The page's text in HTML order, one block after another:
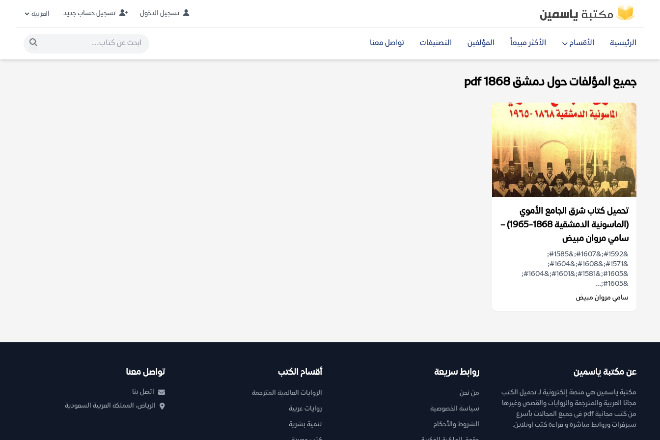
تسجيل الدخول تسجيل حساب جديد
الرئيسية الأقسام الأكثر مبيعاً المؤلفين التصنيفات تواصل معنا
جميع المؤلفات حول دمشق 1868 pdf
تحميل كتاب شرق الجامع الأموي
(الماسونية الدمشقية 1868-1965) –
سامي مروان مبيض
&#1592;&#1607;&#1585;
&#1571;&#1608;&#1604;
&#1605;&#1581;&#1601;&#1604;
&#1605;...
سامي مروان مبيض
عن مكتبة ياسمين
مكتبة ياسمين هي منصة إلكترونية لـ تحميل الكتب
مجانا العربية والمترجمة والروايات والقصص وغيرها
من كتب مجانية pdf فى جميع المجالات بأسرع
سيرفرات وروابط مباشرة و قراءة كتب اونلاين.
روابط سريعة
من نحن
سياسة الخصوصية
الشروط والأحكام
أقسام الكتب
الروايات العالمية المترجمة
روايات عربية
تنمية بشرية
تواصل معنا
اتصل بنا
الرياض، المملكة العربية السعودية